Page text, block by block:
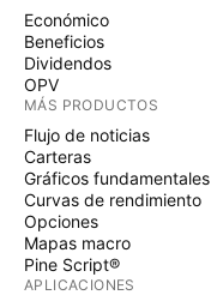
Económico
Beneficios
Dividendos
OPV
MÁS PRODUCTOS
Flujo de noticias
Carteras
Gráficos fundamentales
Curvas de rendimiento
Opciones
Mapas macro
Pine Script®
APLICACIONES